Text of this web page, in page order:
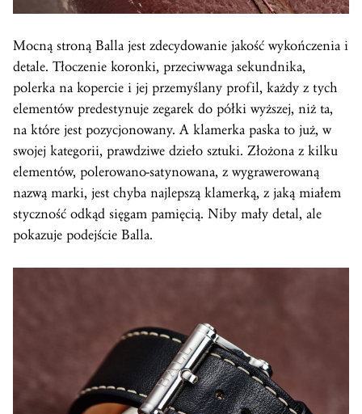
Mocną stroną Balla jest zdecydowanie jakość wykończenia i
detale. Tłoczenie koronki, przeciwwaga sekundnika,
polerka na kopercie i jej przemyślany profil, każdy z tych
elementów predestynuje zegarek do półki wyższej, niż ta,
na które jest pozycjonowany. A klamerka paska to już, w
swojej kategorii, prawdziwe dzieło sztuki. Złożona z kilku
elementów, polerowano-satynowana, z wygrawerowaną
nazwą marki, jest chyba najlepszą klamerką, z jaką miałem
styczność odkąd sięgam pamięcią. Niby mały detal, ale
pokazuje podejście Balla.